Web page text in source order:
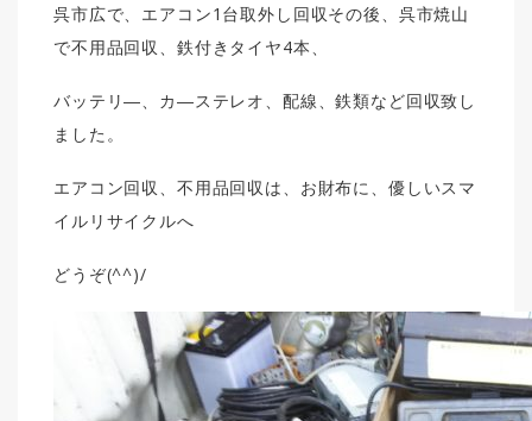
呉市広で、エアコン1台取外し回収その後、呉市焼山
で不用品回収、鉄付きタイヤ4本、
バッテリ―、カ―ステレオ、配線、鉄類など回収致し
ました。
エアコン回収、不用品回収は、お財布に、優しいスマ
イルリサイクルへ
どうぞ(^^)/